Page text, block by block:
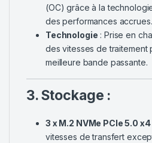
(OC) grâce à la
des performances accrues.
Technologie : Prise en
des vitesses de traitement
meilleure bande passante.
3. Stockage :
3 x M.2 NVMe PCIe 5.0 x4
vitesses de transfert